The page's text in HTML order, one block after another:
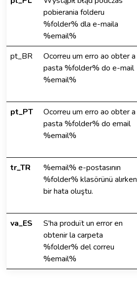
pobierania folderu
%folder% dla e-maila
%email%
pt_BR
Ocorreu um erro ao obter a
pasta %folder% do e-mail
%email%
pt_PT
Ocorreu um erro ao obter a
pasta %folder% do email
%email%
tr_TR
%email% e-postasının
%folder% klasörünü alırken
bir hata oluştu.
va_ES
S'ha produït un error en
obtenir la carpeta
%folder% del correu
%email%